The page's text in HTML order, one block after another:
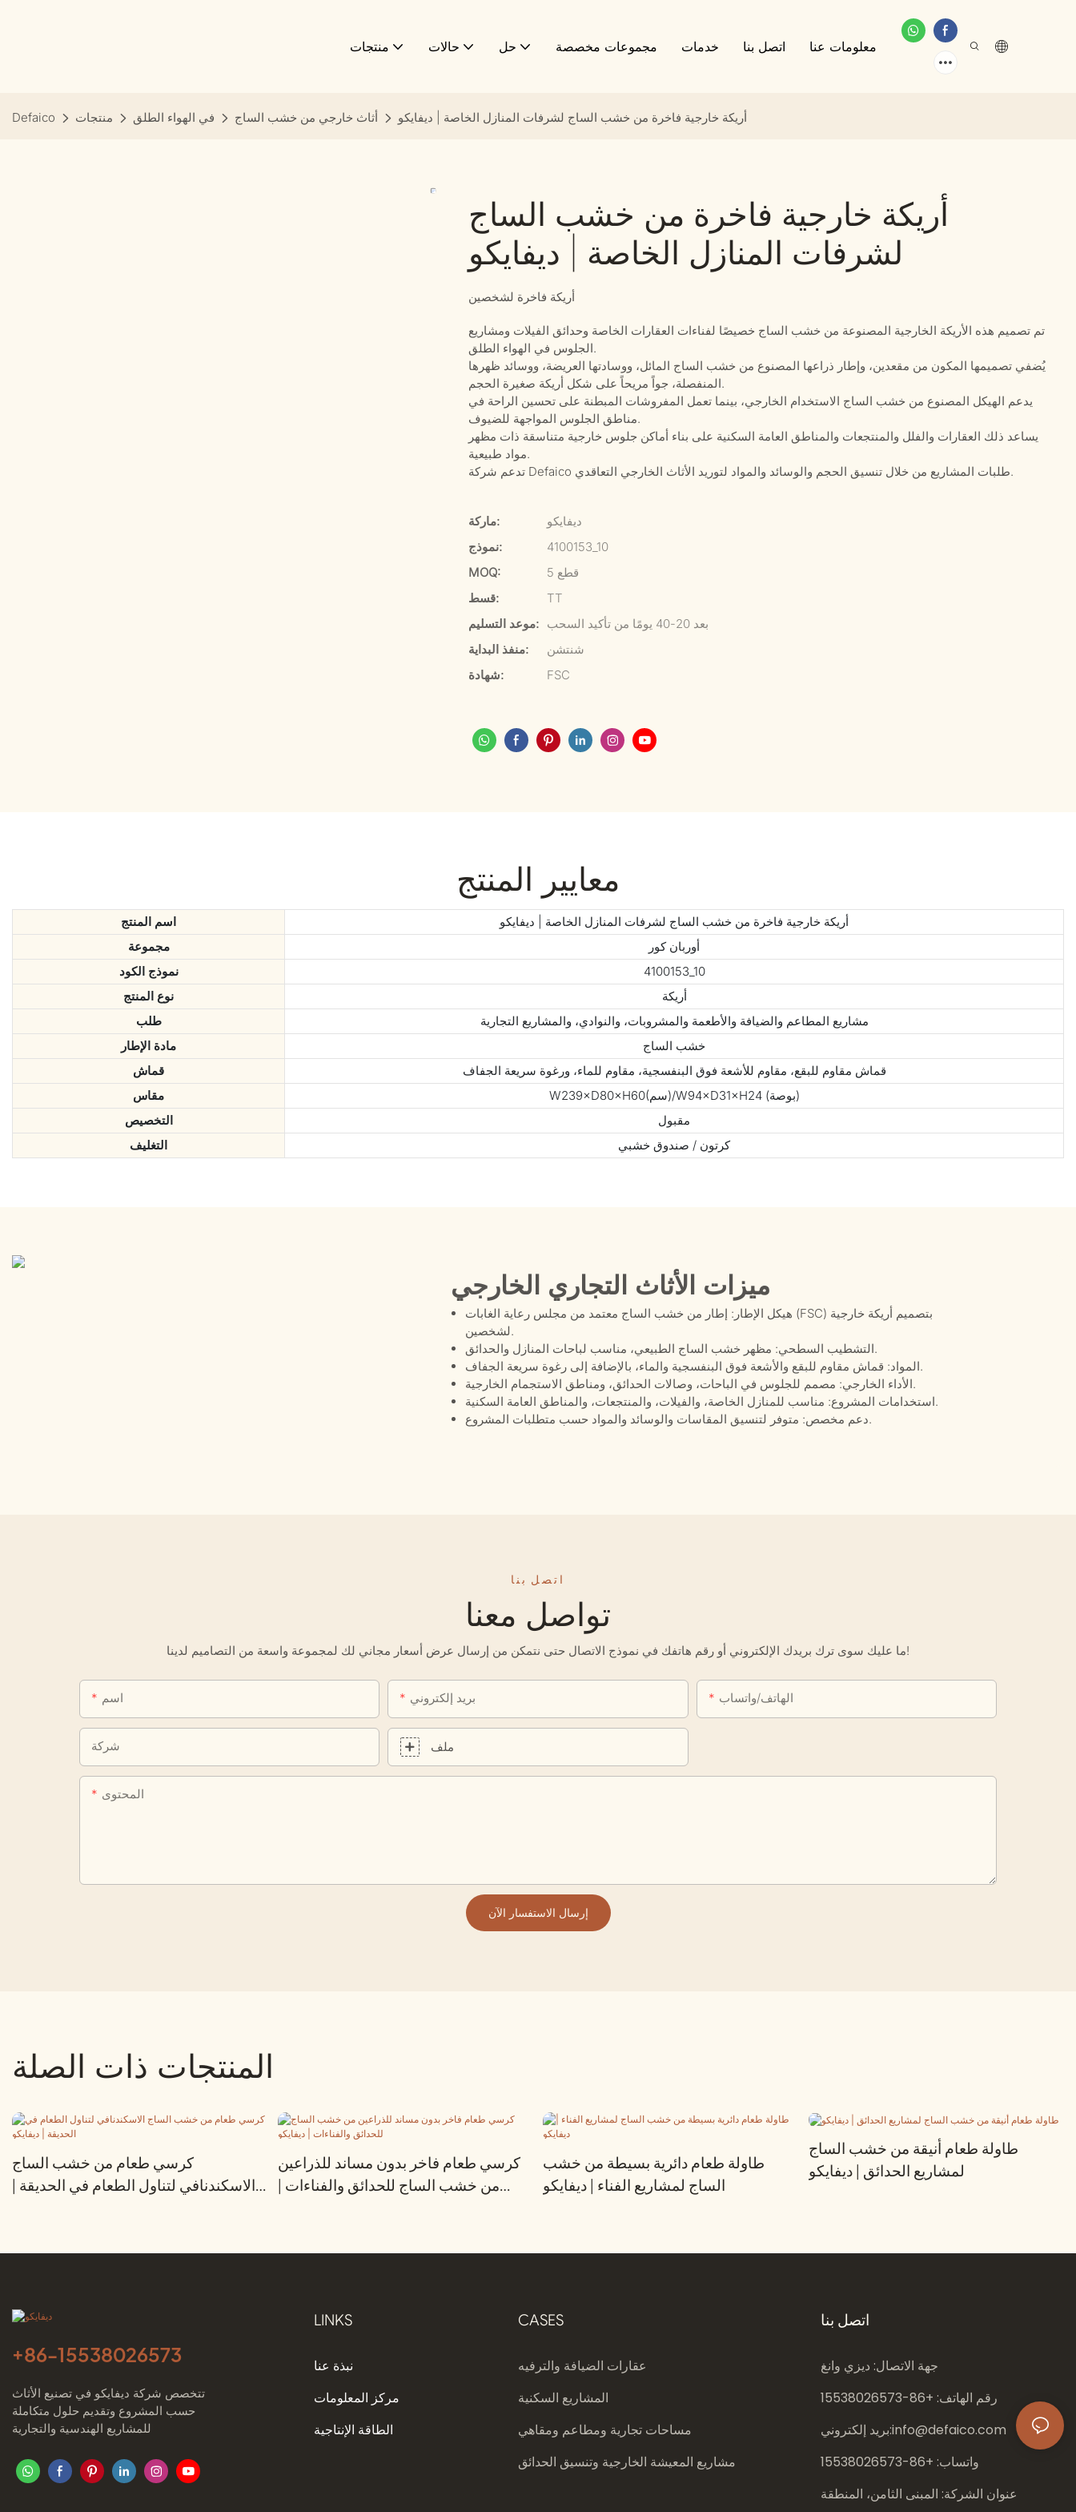
منتجات حالات حل مجموعات مخصصة خدمات اتصل بنا معلومات عنا
Defaico منتجات في الهواء الطلق أثاث خارجي من خشب الساج أريكة خارجية فاخرة من خشب الساج لشرفات المنازل الخاصة | ديفايكو
أريكة خارجية فاخرة من خشب الساج
لشرفات المنازل الخاصة | ديفايكو
أريكة فاخرة لشخصين
تم تصميم هذه الأريكة الخارجية المصنوعة من خشب الساج خصيصًا لفناءات العقارات الخاصة وحدائق الفيلات ومشاريع
الجلوس في الهواء الطلق.
يُضفي تصميمها المكون من مقعدين، وإطار ذراعها المصنوع من خشب الساج المائل، ووسادتها العريضة، ووسائد ظهرها
المنفصلة، ​​جواً مريحاً على شكل أريكة صغيرة الحجم.
يدعم الهيكل المصنوع من خشب الساج الاستخدام الخارجي، بينما تعمل المفروشات المبطنة على تحسين الراحة في
مناطق الجلوس المواجهة للضيوف.
يساعد ذلك العقارات والفلل والمنتجعات والمناطق العامة السكنية على بناء أماكن جلوس خارجية متناسقة ذات مظهر
مواد طبيعية.
تدعم شركة Defaico طلبات المشاريع من خلال تنسيق الحجم والوسائد والمواد لتوريد الأثاث الخارجي التعاقدي.
ماركة:
ديفايكو
نموذج:
4100153_10
MOQ:
5 قطع
قسط:
TT
موعد التسليم:
بعد 20-40 يومًا من تأكيد السحب
منفذ البداية:
شنتشن
شهادة:
FSC
معايير المنتج
اسم المنتج
أريكة خارجية فاخرة من خشب الساج لشرفات المنازل الخاصة | ديفايكو
مجموعة
أوربان كور
نموذج الكود
4100153_10
نوع المنتج
أريكة
طلب
مشاريع المطاعم والضيافة والأطعمة والمشروبات، والنوادي، والمشاريع التجارية
مادة الإطار
خشب الساج
قماش
قماش مقاوم للبقع، مقاوم للأشعة فوق البنفسجية، مقاوم للماء، ورغوة سريعة الجفاف
مقاس
W239×D80×H60(سم)/W94×D31×H24 (بوصة)
التخصيص
مقبول
التغليف
كرتون / صندوق خشبي
ميزات الأثاث التجاري الخارجي
هيكل الإطار: إطار من خشب الساج معتمد من مجلس رعاية الغابات (FSC) بتصميم أريكة خارجية
لشخصين.
التشطيب السطحي: مظهر خشب الساج الطبيعي، مناسب لباحات المنازل والحدائق.
المواد: قماش مقاوم للبقع والأشعة فوق البنفسجية والماء، بالإضافة إلى رغوة سريعة الجفاف.
الأداء الخارجي: مصمم للجلوس في الباحات، وصالات الحدائق، ومناطق الاستجمام الخارجية.
استخدامات المشروع: مناسب للمنازل الخاصة، والفيلات، والمنتجعات، والمناطق العامة السكنية.
دعم مخصص: متوفر لتنسيق المقاسات والوسائد والمواد حسب متطلبات المشروع.
اتصل بنا
تواصل معنا
ما عليك سوى ترك بريدك الإلكتروني أو رقم هاتفك في نموذج الاتصال حتى نتمكن من إرسال عرض أسعار مجاني لك لمجموعة واسعة من التصاميم لدينا!
اسم بريد إلكتروني الهاتف/واتساب
شركة ملف
المحتوى
إرسال الاستفسار الآن
المنتجات ذات الصلة
كرسي طعام من خشب الساج
الاسكندنافي لتناول الطعام في الحديقة |
كرسي طعام فاخر بدون مساند للذراعين
من خشب الساج للحدائق والفناءات |
طاولة طعام دائرية بسيطة من خشب
الساج لمشاريع الفناء | ديفايكو
طاولة طعام أنيقة من خشب الساج
لمشاريع الحدائق | ديفايكو
+86-15538026573
تتخصص شركة ديفايكو في تصنيع الأثاث
حسب المشروع وتقديم حلول متكاملة
للمشاريع الهندسية والتجارية
LINKS
نبذة عنا
مركز المعلومات
الطاقة الإنتاجية
CASES
عقارات الضيافة والترفيه
المشاريع السكنية
مساحات تجارية ومطاعم ومقاهي
مشاريع المعيشة الخارجية وتنسيق الحدائق
اتصل بنا
جهة الاتصال: ديزي وانغ
رقم الهاتف: +86-
15538026573
بريد إلكتروني:info@defaico.com
واتساب: +86-
15538026573
عنوان الشركة: المبنى الثامن، المنطقة